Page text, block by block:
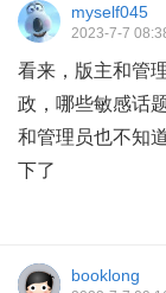
myself045
2023-7-7
看来，版主和管
政，哪些敏感话
和管理员也不知
下了
booklong